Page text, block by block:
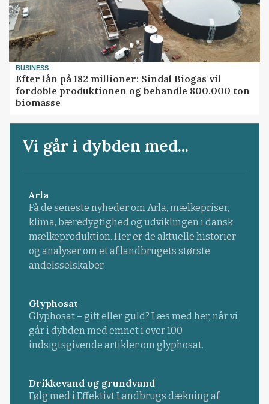
BUSINESS
Efter lån på 182 millioner: Sindal Biogas vil
fordoble produktionen og behandle 800.000 ton
biomasse
Vi går i dybden med...
Arla
Få de seneste nyheder om Arla, mælkepriser,
klima, bæredygtighed og udviklingen i dansk
mælkeproduktion. Her er de aktuelle historier
og analyser om et af landbrugets største
andelsselskaber.
Glyphosat
Glyphosat – gift eller guld? Læs med her, når vi
går i dybden med emnet i over 100
indsigtsgivende artikler om glyphosat.
Drikkevand og grundvand
Følg med i Effektivt Landbrugs dækning af